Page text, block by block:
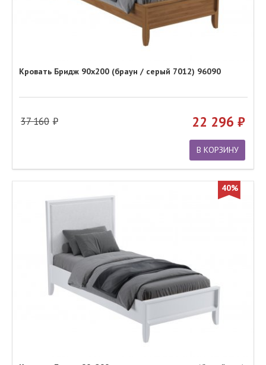
Кровать Бридж 90х200 (браун / серый 7012) 96090
37 160 22 296
В КОРЗИНУ
40%